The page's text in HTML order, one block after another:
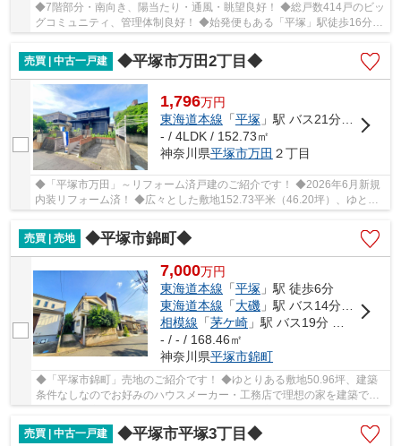
◆7階部分・南向き、陽当たり・通風・眺望良好！ ◆総戸数414戸のビッ
グコミュニティ、管理体制良好！ ◆始発便もある「平塚」駅徒歩16分、
売買 | 中古一戸建
◆平塚市万田2丁目◆
1,796万円
東海道本線 「平塚 」駅 バス21分 「下万田」 停歩4分
- / 4LDK / 152.73㎡
神奈川県平塚市万田 ２丁目
◆「平塚市万田」～リフォーム済戸建のご紹介です！ ◆2026年6月新規
内装リフォーム済！ ◆広々とした敷地152.73平米（46.20坪）、ゆとり
売買 | 売地
◆平塚市錦町◆
7,000万円
東海道本線 「平塚 」駅 徒歩6分
東海道本線 「大磯 」駅 バス14分 「平塚文化芸術ホール前」 停歩4分
相模線 「茅ケ崎 」駅 バス19分 「平塚駅北口」 停歩6分
- / - / 168.46㎡
神奈川県平塚市錦町
◆「平塚市錦町」売地のご紹介です！ ◆ゆとりある敷地50.96坪、建築
条件なしなのでお好みのハウスメーカー・工務店で理想の家を建築でき
ます！（古家あり） ◆前面道路幅員6ｍ！ ◆住宅用...
売買 | 中古一戸建
◆平塚市平塚3丁目◆